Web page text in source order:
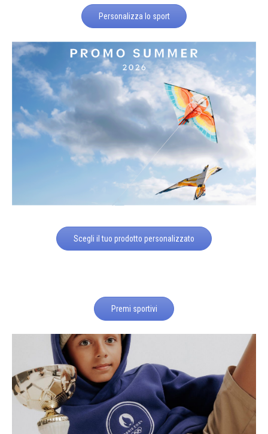
Personalizza lo sport
Scegli il tuo prodotto personalizzato
Premi sportivi